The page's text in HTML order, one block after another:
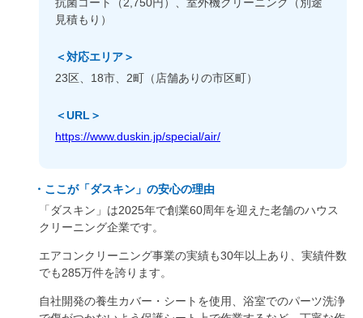
抗菌コート（2,750円）、室外機クリーニング（別途
見積もり）
＜対応エリア＞
23区、18市、2町（店舗ありの市区町）
＜URL＞
https://www.duskin.jp/special/air/
・ここが「ダスキン」の安心の理由
「ダスキン」は2025年で創業60周年を迎えた老舗のハウス
クリーニング企業です。
エアコンクリーニング事業の実績も30年以上あり、実績件数
でも285万件を誇ります。
自社開発の養生カバー・シートを使用、浴室でのパーツ洗浄